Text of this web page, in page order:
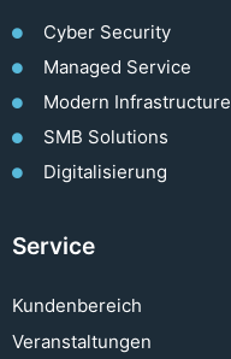
Cyber Security
Managed Service
Modern Infrastructure
SMB Solutions
Digitalisierung
Service
Kundenbereich
Veranstaltungen